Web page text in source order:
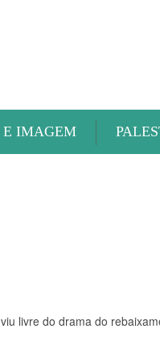
E IMAGEM
livre do drama do